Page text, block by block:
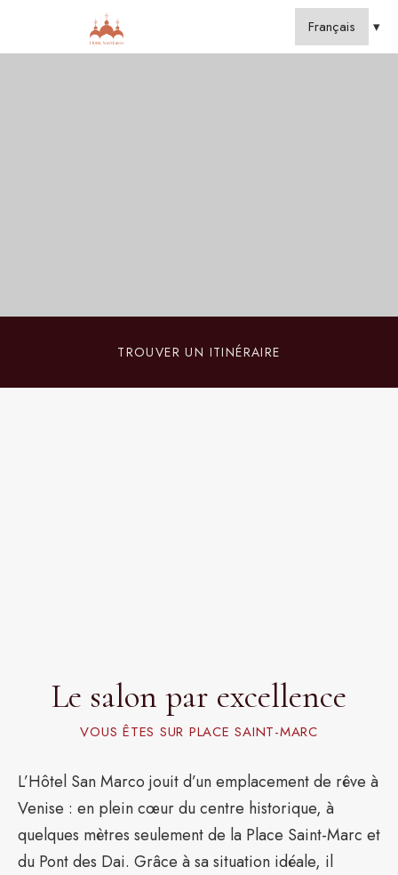
TROUVER UN ITINÉRAIRE
Le salon par excellence
VOUS ÊTES SUR PLACE SAINT-MARC
L’Hôtel San Marco jouit d’un emplacement de rêve à
Venise : en plein cœur du centre historique, à
quelques mètres seulement de la Place Saint-Marc et
du Pont des Dai. Grâce à sa situation idéale, il